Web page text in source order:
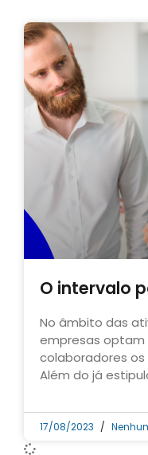
O intervalo
No âmbito das
empresas optam
colaboradores os
Além do já
17/08/2023